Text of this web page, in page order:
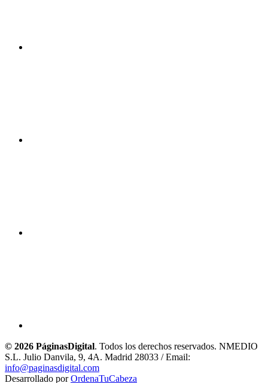
© 2026 PáginasDigital. Todos los derechos reservados. NMEDIO
S.L. Julio Danvila, 9, 4A. Madrid 28033 / Email:
info@paginasdigital.com
Desarrollado porOrdenaTuCabeza